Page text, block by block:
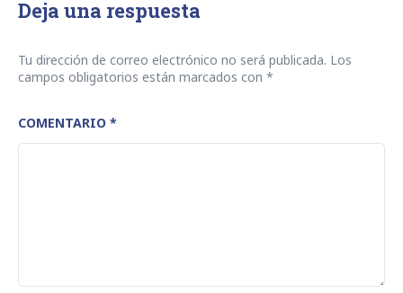
Deja una respuesta
Tu dirección de correo electrónico no será publicada. Los
campos obligatorios están marcados con *
COMENTARIO *